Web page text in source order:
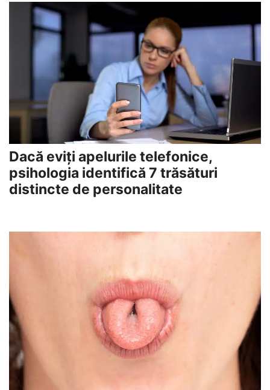
Dacă eviți apelurile telefonice,
psihologia identifică 7 trăsături
distincte de personalitate